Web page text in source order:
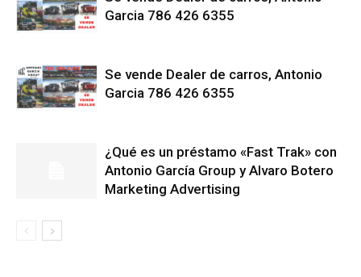
Garcia 786 426 6355
Se vende Dealer de carros, Antonio
Garcia 786 426 6355
¿Qué es un préstamo «Fast Trak» con
Antonio García Group y Alvaro Botero
Marketing Advertising